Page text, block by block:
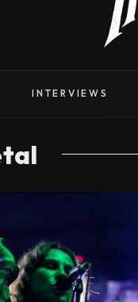
INTERVIEWS